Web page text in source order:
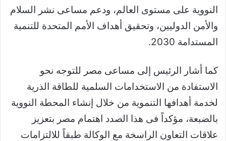
النووية على مستوى العالم، ودعم مساعى نشر السلام
والأمن الدوليين، وتحقيق أهداف الأمم المتحدة للتنمية
المستدامة 2030.
كما أشار الرئيس إلى مساعى مصر للتوجه نحو
الاستفادة من الاستخدامات السلمية للطاقة الذرية
لخدمة أهدافها التنموية من خلال إنشاء المحطة النووية
بالضبعة، مؤكداً فى هذا الصدد اهتمام مصر بتعزيز
علاقات التعاون الراسخة مع الوكالة طبقاً للالتزامات